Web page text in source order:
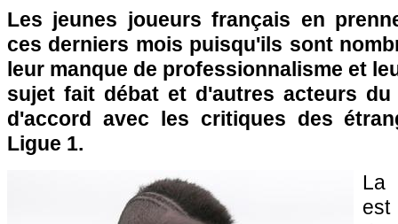
Les jeunes joueurs français en
ces derniers mois puisqu'ils sont
leur manque de professionnalisme et
sujet fait débat et d'autres acteurs
d'accord avec les critiques des
Ligue 1.
La
est